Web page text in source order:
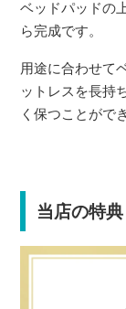
ベッドパッドの
ら完成です。
用途に合わせて
ットレスを長持
く保つことがで
当店の特典